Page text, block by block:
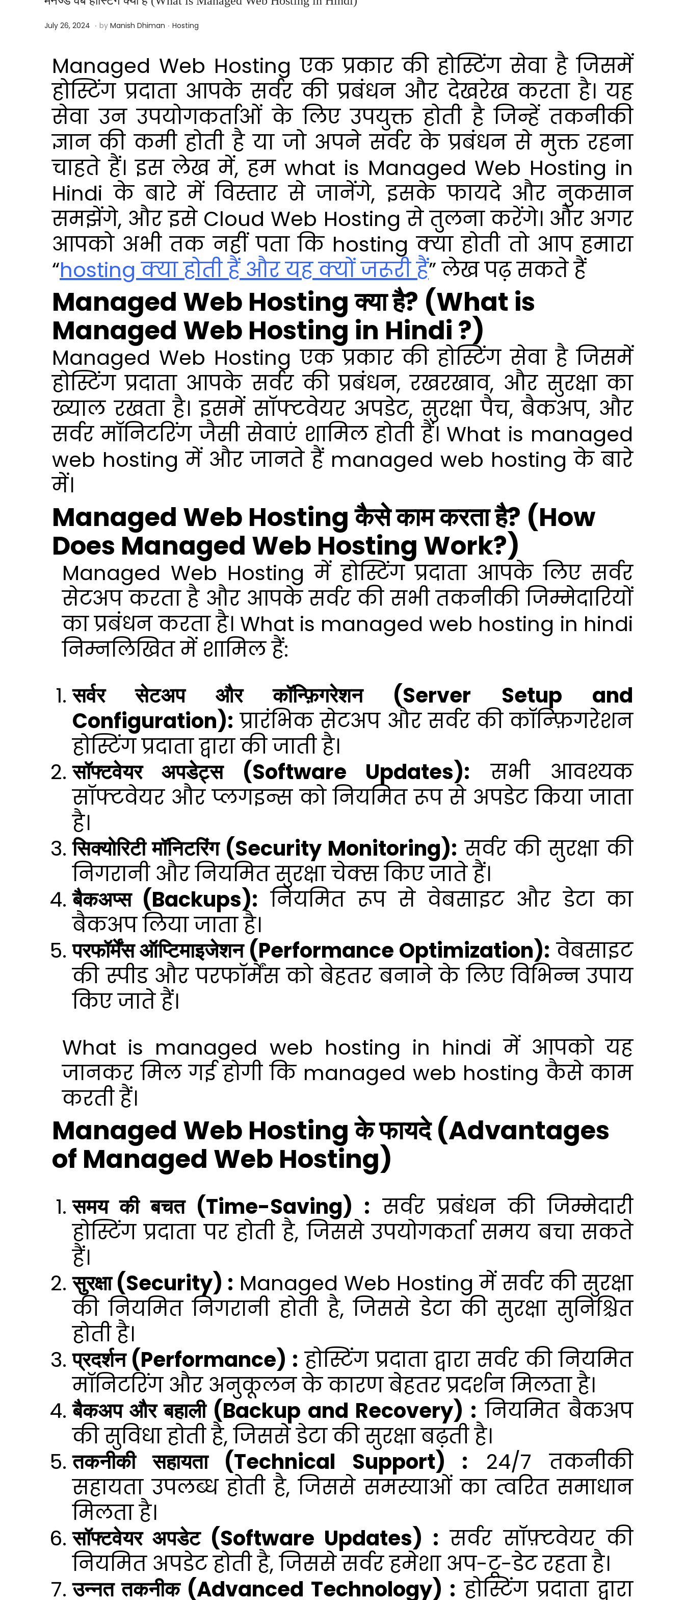
Posted on
July 26, 2024 J
u
a
r
,
2
2
6
. by Manish Dhiman . Posted in
Hosting
Managed Web Hosting एक प्रकार की होस्टिंग सेवा है जिसमें
होस्टिंग प्रदाता आपके सर्वर की प्रबंधन और देखरेख करता है। यह
सेवा उन उपयोगकर्ताओं के लिए उपयुक्त होती है जिन्हें तकनीकी
ज्ञान की कमी होती है या जो अपने सर्वर के प्रबंधन से मुक्त रहना
चाहते हैं। इस लेख में, हम what is Managed Web Hosting in
Hindi के बारे में विस्तार से जानेंगे, इसके फायदे और नुकसान
समझेंगे, और इसे Cloud Web Hosting से तुलना करेंगे। और अगर
आपको अभी तक नहीं पता कि hosting क्या होती तो आप हमारा
“hosting क्या होती हैं और यह क्यों जरूरी हैं” लेख पढ़ सकते हैं
Managed Web Hosting क्या है? (What is
Managed Web Hosting in Hindi ?)
Managed Web Hosting एक प्रकार की होस्टिंग सेवा है जिसमें
होस्टिंग प्रदाता आपके सर्वर की प्रबंधन, रखरखाव, और सुरक्षा का
ख्याल रखता है। इसमें सॉफ्टवेयर अपडेट, सुरक्षा पैच, बैकअप, और
सर्वर मॉनिटरिंग जैसी सेवाएं शामिल होती हैं। What is managed
web hosting में और जानते हैं managed web hosting के बारे
में।
Managed Web Hosting कैसे काम करता है? (How
Does Managed Web Hosting Work?)
Managed Web Hosting में होस्टिंग प्रदाता आपके लिए सर्वर
सेटअप करता है और आपके सर्वर की सभी तकनीकी जिम्मेदारियों
का प्रबंधन करता है। What is managed web hosting in hindi
निम्नलिखित में शामिल हैं:
सर्वर सेटअप और कॉन्फ़िगरेशन (Server Setup and
Configuration): प्रारंभिक सेटअप और सर्वर की कॉन्फ़िगरेशन
होस्टिंग प्रदाता द्वारा की जाती है।
सॉफ्टवेयर अपडेट्स (Software Updates): सभी आवश्यक
सॉफ्टवेयर और प्लगइन्स को नियमित रूप से अपडेट किया जाता
है।
सिक्योरिटी मॉनिटरिंग (Security Monitoring): सर्वर की सुरक्षा की
निगरानी और नियमित सुरक्षा चेक्स किए जाते हैं।
बैकअप्स (Backups): नियमित रूप से वेबसाइट और डेटा का
बैकअप लिया जाता है।
परफॉर्मेंस ऑप्टिमाइजेशन (Performance Optimization): वेबसाइट
की स्पीड और परफॉर्मेंस को बेहतर बनाने के लिए विभिन्न उपाय
किए जाते हैं।
What is managed web hosting in hindi में आपको यह
जानकर मिल गई होगी कि managed web hosting कैसे काम
करती हैं।
Managed Web Hosting के फायदे (Advantages
of Managed Web Hosting)
समय की बचत (Time-Saving) : सर्वर प्रबंधन की जिम्मेदारी
होस्टिंग प्रदाता पर होती है, जिससे उपयोगकर्ता समय बचा सकते
हैं।
सुरक्षा (Security) : Managed Web Hosting में सर्वर की सुरक्षा
की नियमित निगरानी होती है, जिससे डेटा की सुरक्षा सुनिश्चित
होती है।
प्रदर्शन (Performance) : होस्टिंग प्रदाता द्वारा सर्वर की नियमित
मॉनिटरिंग और अनुकूलन के कारण बेहतर प्रदर्शन मिलता है।
बैकअप और बहाली (Backup and Recovery) : नियमित बैकअप
की सुविधा होती है, जिससे डेटा की सुरक्षा बढ़ती है।
तकनीकी सहायता (Technical Support) : 24/7 तकनीकी
सहायता उपलब्ध होती है, जिससे समस्याओं का त्वरित समाधान
मिलता है।
सॉफ्टवेयर अपडेट (Software Updates) : सर्वर सॉफ़्टवेयर की
नियमित अपडेट होती है, जिससे सर्वर हमेशा अप-टू-डेट रहता है।
उन्नत तकनीक (Advanced Technology) : होस्टिंग प्रदाता द्वारा